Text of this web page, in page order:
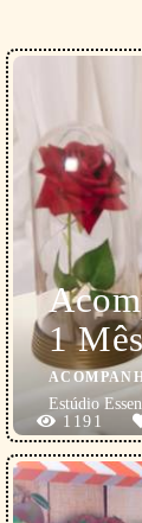
1
Estúdio
1191